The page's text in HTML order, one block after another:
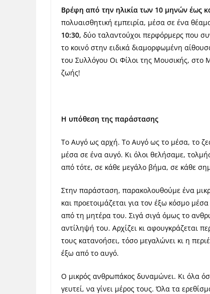
Bρέφη από την ηλικία των 10 μηνών έως
πολυαισθητική εμπειρία, μέσα σε ένα
10:30, δύο ταλαντούχοι περφόρμερς που
το κοινό στην ειδικά διαμορφωμένη
του Συλλόγου Οι Φίλοι της Μουσικής,
ζωής!
Η υπόθεση της παράστασης
Το Αυγό ως αρχή. Το Αυγό ως το μέσα, το
μέσα σε ένα αυγό. Κι όλοι θελήσαμε,
από τότε, σε κάθε μεγάλο βήμα, σε κάθε
Στην παράσταση, παρακολουθούμε ένα
και προετοιμάζεται για τον έξω κόσμο
από τη μητέρα του. Σιγά σιγά όμως το
αντίληψή του. Αρχίζει κι αφουγκράζεται
τους κατανοήσει, τόσο μεγαλώνει κι η
έξω από το αυγό.
Ο μικρός ανθρωπάκος δυναμώνει. Κι όλα
γευτεί, να γίνει μέρος τους. Όλα τα